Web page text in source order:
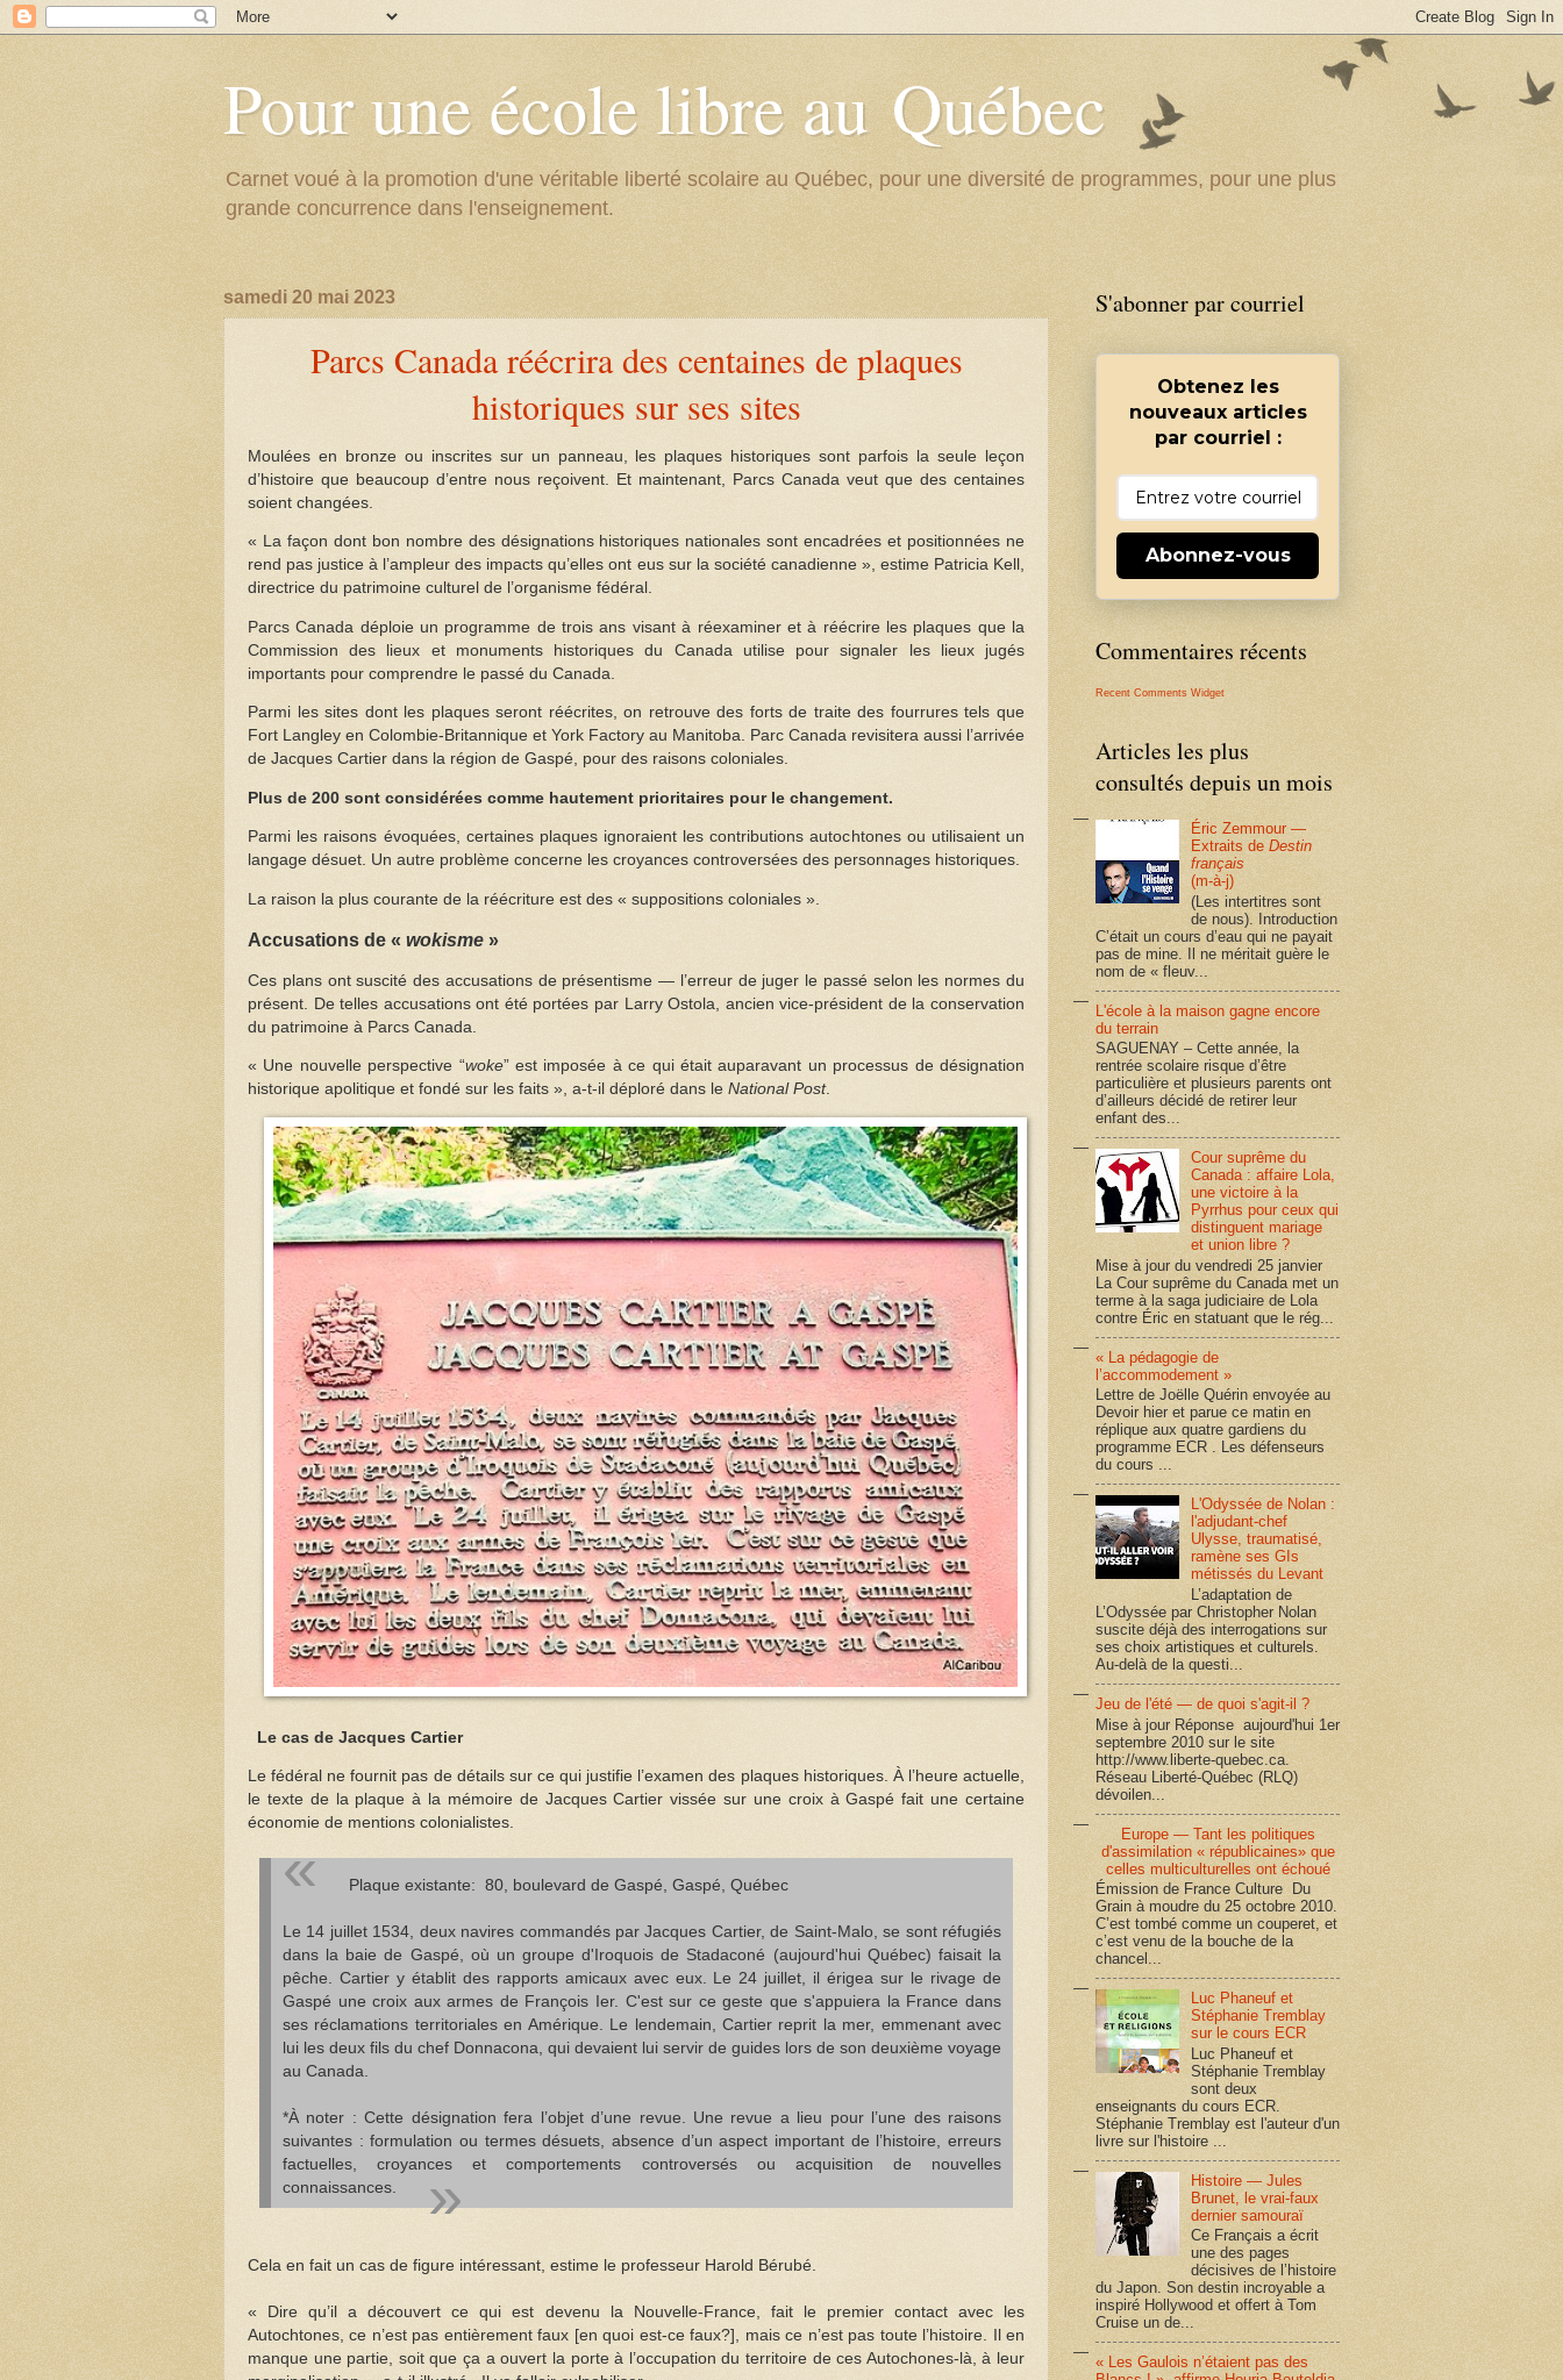
Pour une école libre au Québec
Carnet voué à la promotion d'une véritable liberté scolaire au Québec, pour une diversité de programmes, pour une plus
grande concurrence dans l'enseignement.
samedi 20 mai 2023
Parcs Canada réécrira des centaines de plaques
historiques sur ses sites
Moulées en bronze ou inscrites sur un panneau, les plaques historiques sont parfois la seule leçon
d’histoire que beaucoup d’entre nous reçoivent. Et maintenant, Parcs Canada veut que des centaines
soient changées.
« La façon dont bon nombre des désignations historiques nationales sont encadrées et positionnées ne
rend pas justice à l’ampleur des impacts qu’elles ont eus sur la société canadienne », estime Patricia Kell,
directrice du patrimoine culturel de l’organisme fédéral.
Parcs Canada déploie un programme de trois ans visant à réexaminer et à réécrire les plaques que la
Commission des lieux et monuments historiques du Canada utilise pour signaler les lieux jugés
importants pour comprendre le passé du Canada.
Parmi les sites dont les plaques seront réécrites, on retrouve des forts de traite des fourrures tels que
Fort Langley en Colombie-Britannique et York Factory au Manitoba. Parc Canada revisitera aussi l’arrivée
de Jacques Cartier dans la région de Gaspé, pour des raisons coloniales.
Plus de 200 sont considérées comme hautement prioritaires pour le changement.
Parmi les raisons évoquées, certaines plaques ignoraient les contributions autochtones ou utilisaient un
langage désuet. Un autre problème concerne les croyances controversées des personnages historiques.
La raison la plus courante de la réécriture est des « suppositions coloniales ».
Accusations de « wokisme »
Ces plans ont suscité des accusations de présentisme — l’erreur de juger le passé selon les normes du
présent. De telles accusations ont été portées par Larry Ostola, ancien vice-président de la conservation
du patrimoine à Parcs Canada.
« Une nouvelle perspective “woke” est imposée à ce qui était auparavant un processus de désignation
historique apolitique et fondé sur les faits », a-t-il déploré dans le National Post.
Le cas de Jacques Cartier
Le fédéral ne fournit pas de détails sur ce qui justifie l’examen des plaques historiques. À l’heure actuelle,
le texte de la plaque à la mémoire de Jacques Cartier vissée sur une croix à Gaspé fait une certaine
économie de mentions colonialistes.
Plaque existante: 80, boulevard de Gaspé, Gaspé, Québec
Le 14 juillet 1534, deux navires commandés par Jacques Cartier, de Saint-Malo, se sont réfugiés
dans la baie de Gaspé, où un groupe d'Iroquois de Stadaconé (aujourd'hui Québec) faisait la
pêche. Cartier y établit des rapports amicaux avec eux. Le 24 juillet, il érigea sur le rivage de
Gaspé une croix aux armes de François Ier. C'est sur ce geste que s'appuiera la France dans
ses réclamations territoriales en Amérique. Le lendemain, Cartier reprit la mer, emmenant avec
lui les deux fils du chef Donnacona, qui devaient lui servir de guides lors de son deuxième voyage
au Canada.
*À noter : Cette désignation fera l’objet d’une revue. Une revue a lieu pour l’une des raisons
suivantes : formulation ou termes désuets, absence d’un aspect important de l’histoire, erreurs
factuelles, croyances et comportements controversés ou acquisition de nouvelles
connaissances.
Cela en fait un cas de figure intéressant, estime le professeur Harold Bérubé.
« Dire qu’il a découvert ce qui est devenu la Nouvelle-France, fait le premier contact avec les
Autochtones, ce n’est pas entièrement faux [en quoi est-ce faux?], mais ce n’est pas toute l’histoire. Il en
manque une partie, soit que ça a ouvert la porte à l’occupation du territoire de ces Autochones-là, à leur
S'abonner par courriel
Obtenez les
nouveaux articles
par courriel :
Abonnez-vous
Commentaires récents
Recent Comments Widget
Articles les plus
consultés depuis un mois
Éric Zemmour —
Extraits deDestin
français
(m-à-j)
(Les intertitres sont
de nous). Introduction
C’était un cours d’eau qui ne payait
pas de mine. Il ne méritait guère le
nom de « fleuv...
L'école à la maison gagne encore
du terrain
SAGUENAY – Cette année, la
rentrée scolaire risque d’être
particulière et plusieurs parents ont
d’ailleurs décidé de retirer leur
enfant des...
Cour suprême du
Canada : affaire Lola,
une victoire à la
Pyrrhus pour ceux qui
distinguent mariage
et union libre ?
Mise à jour du vendredi 25 janvier
La Cour suprême du Canada met un
terme à la saga judiciaire de Lola
contre Éric en statuant que le rég...
« La pédagogie de
l’accommodement »
Lettre de Joëlle Quérin envoyée au
Devoir hier et parue ce matin en
réplique aux quatre gardiens du
programme ECR . Les défenseurs
du cours ...
L'Odyssée de Nolan :
l'adjudant-chef
Ulysse, traumatisé,
ramène ses GIs
métissés du Levant
L’adaptation de
L’Odyssée par Christopher Nolan
suscite déjà des interrogations sur
ses choix artistiques et culturels.
Au-delà de la questi...
Jeu de l'été — de quoi s'agit-il ?
Mise à jour Réponse aujourd'hui 1er
septembre 2010 sur le site
http://www.liberte-quebec.ca.
Réseau Liberté-Québec (RLQ)
dévoilen...
Europe — Tant les politiques
d'assimilation « républicaines» que
celles multiculturelles ont échoué
Émission de France Culture Du
Grain à moudre du 25 octobre 2010.
C’est tombé comme un couperet, et
c’est venu de la bouche de la
chancel...
Luc Phaneuf et
Stéphanie Tremblay
sur le cours ECR
Luc Phaneuf et
Stéphanie Tremblay
sont deux
enseignants du cours ECR.
Stéphanie Tremblay est l'auteur d'un
livre sur l'histoire ...
Histoire — Jules
Brunet, le vrai-faux
dernier samouraï
Ce Français a écrit
une des pages
décisives de l’histoire
du Japon. Son destin incroyable a
inspiré Hollywood et offert à Tom
Cruise un de...
« Les Gaulois n’étaient pas des